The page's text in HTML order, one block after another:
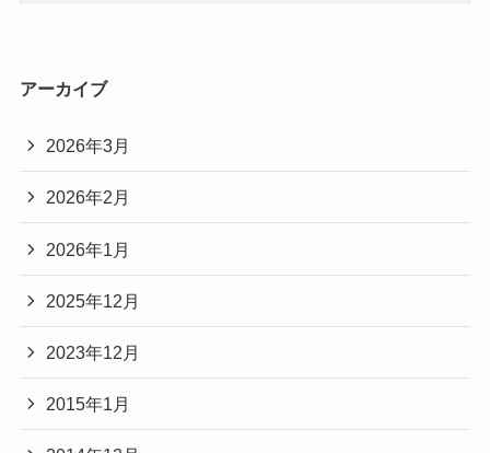
アーカイブ
2026年3月
2026年2月
2026年1月
2025年12月
2023年12月
2015年1月